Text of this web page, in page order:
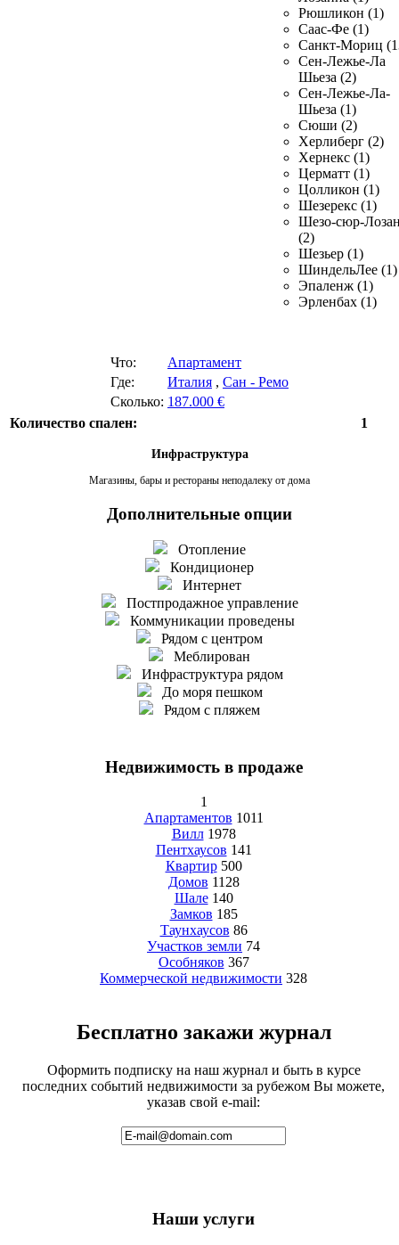
Рюшликон (1)
Саас-Фе (1)
Санкт-Мориц
Сен-Лежье-Ла
Шьеза (2)
Сен-Лежье-Ла-
Шьеза (1)
Сюши (2)
Херлиберг (2)
Хернекс (1)
Церматт (1)
Цолликон (1)
Шезерекс (1)
Шезо-сюр-
(2)
Шезьер (1)
ШиндельЛее (1)
Эпаленж (1)
Эрленбах (1)
Что:
Апартамент
Где:
Италия , Сан - Ремо
Сколько: 187.000 €
Количество спален:
1
Инфраструктура
Магазины, бары и рестораны неподалеку от дома
Дополнительные опции
Отопление
Кондиционер
Интернет
Постпродажное управление
Коммуникации проведены
Рядом с центром
Меблирован
Инфраструктура рядом
До моря пешком
Рядом с пляжем
Недвижимость в продаже
1
Апартаментов 1011
Вилл 1978
Пентхаусов 141
Квартир 500
Домов 1128
Шале 140
Замков 185
Таунхаусов 86
Участков земли 74
Особняков 367
Коммерческой недвижимости 328
Бесплатно закажи журнал
Оформить подписку на наш журнал и быть в курсе
последних событий недвижимости за рубежом Вы можете,
указав свой e-mail:
Наши услуги